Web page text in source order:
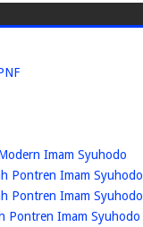
Imam Syuhodo
Pontren Imam Syuhodo
Pontren Imam Syuhodo
Pontren Imam Syuhodo